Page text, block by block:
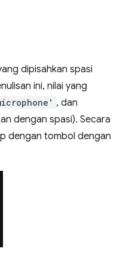
dipisahkan spasi
ini, nilai yang
, dan
dengan spasi). Secara
dengan tombol dengan